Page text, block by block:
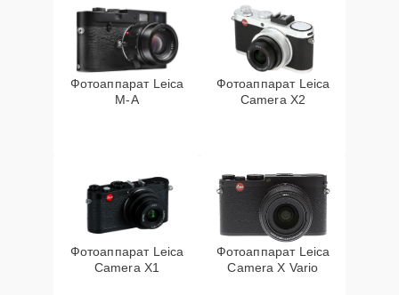
Фотоаппарат Leica
M-A
Фотоаппарат Leica
Camera X2
Фотоаппарат Leica
Camera X1
Фотоаппарат Leica
Camera X Vario